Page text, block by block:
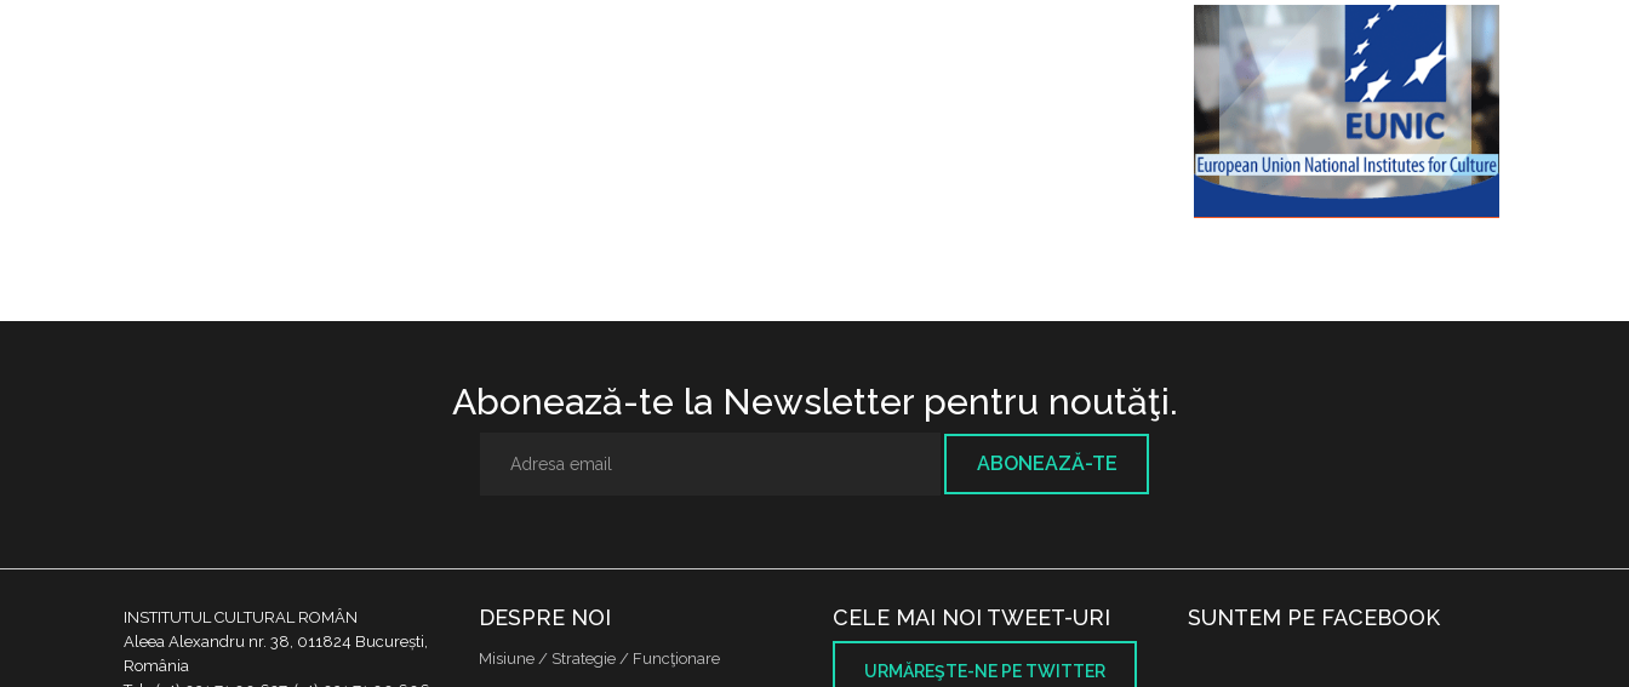
Abonează-te la Newsletter pentru noutăţi.
ABONEAZĂ-TE
INSTITUTUL CULTURAL ROMÂN
Aleea Alexandru nr. 38, 011824 București,
România
DESPRE NOI
Misiune / Strategie / Funcţionare
CELE MAI NOI TWEET-URI
URMĂREŞTE-NE PE TWITTER
SUNTEM PE FACEBOOK